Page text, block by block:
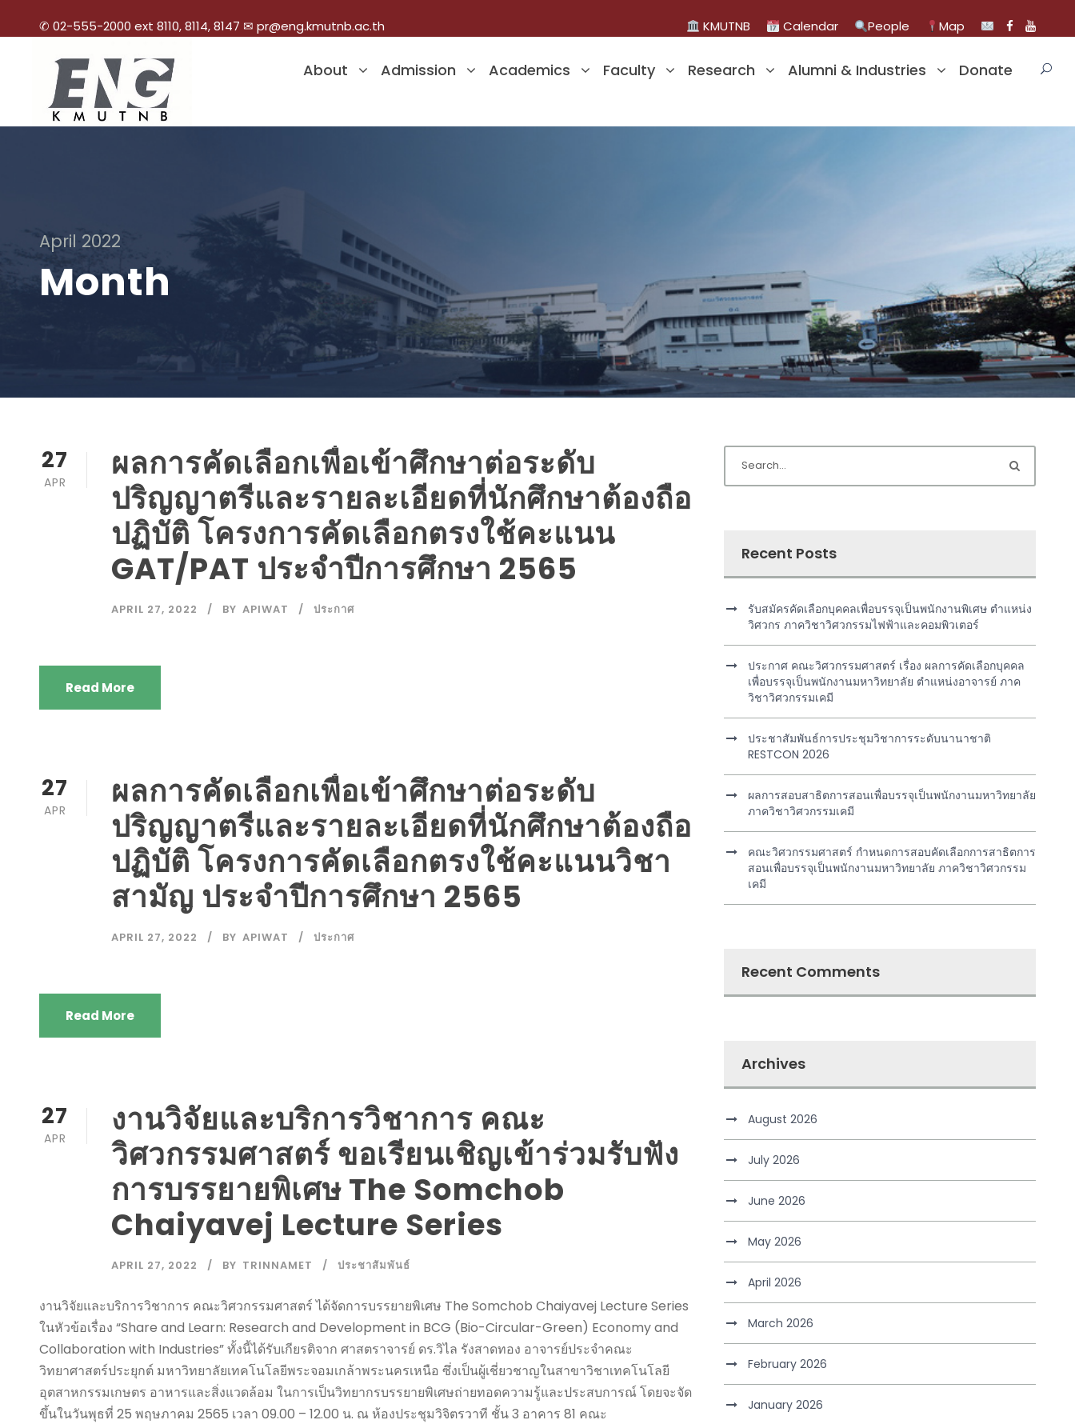
✆ 02-555-2000 ext 8110, 8114, 8147 ✉ pr@eng.kmutnb.ac.th KMUTNB Calendar People Map
About Admission Academics Faculty Research Alumni & Industries Donate
April 2022
Month
27
APR
ผลการคัดเลือกเพื่อเข้าศึกษาต่อระดับ
ปริญญาตรีและรายละเอียดที่นักศึกษาต้องถือ
ปฏิบัติ โครงการคัดเลือกตรงใช้คะแนน
GAT/PAT ประจำปีการศึกษา 2565
APRIL 27, 2022 BY APIWAT ประกาศ
Read More
27
APR
ผลการคัดเลือกเพื่อเข้าศึกษาต่อระดับ
ปริญญาตรีและรายละเอียดที่นักศึกษาต้องถือ
ปฏิบัติ โครงการคัดเลือกตรงใช้คะแนนวิชา
สามัญ ประจำปีการศึกษา 2565
APRIL 27, 2022 BY APIWAT ประกาศ
Read More
27
APR
งานวิจัยและบริการวิชาการ คณะ
วิศวกรรมศาสตร์ ขอเรียนเชิญเข้าร่วมรับฟัง
การบรรยายพิเศษ The Somchob
Chaiyavej Lecture Series
APRIL 27, 2022 BY TRINNAMET ประชาสัมพันธ์
งานวิจัยและบริการวิชาการ คณะวิศวกรรมศาสตร์ ได้จัดการบรรยายพิเศษ The Somchob Chaiyavej Lecture Series
ในหัวข้อเรื่อง “Share and Learn: Research and Development in BCG (Bio-Circular-Green) Economy and
Collaboration with Industries” ทั้งนี้ได้รับเกียรติจาก ศาสตราจารย์ ดร.วิไล รังสาดทอง อาจารย์ประจำคณะ
วิทยาศาสตร์ประยุกต์ มหาวิทยาลัยเทคโนโลยีพระจอมเกล้าพระนครเหนือ ซึ่งเป็นผู้เชี่ยวชาญในสาขาวิชาเทคโนโลยี
อุตสาหกรรมเกษตร อาหารและสิ่งแวดล้อม ในการเป็นวิทยากรบรรยายพิเศษถ่ายทอดความรู้และประสบการณ์ โดยจะจัด
ขึ้นในวันพุธที่ 25 พฤษภาคม 2565 เวลา 09.00 – 12.00 น. ณ ห้องประชุมวิจิตรวาที ชั้น 3 อาคาร 81 คณะ
Recent Posts
รับสมัครคัดเลือกบุคคลเพื่อบรรจุเป็นพนักงานพิเศษ ตำแหน่ง
วิศวกร ภาควิชาวิศวกรรมไฟฟ้าและคอมพิวเตอร์
ประกาศ คณะวิศวกรรมศาสตร์ เรื่อง ผลการคัดเลือกบุคคล
เพื่อบรรจุเป็นพนักงานมหาวิทยาลัย ตำแหน่งอาจารย์ ภาค
วิชาวิศวกรรมเคมี
ประชาสัมพันธ์การประชุมวิชาการระดับนานาชาติ
RESTCON 2026
ผลการสอบสาธิตการสอนเพื่อบรรจุเป็นพนักงานมหาวิทยาลัย
ภาควิชาวิศวกรรมเคมี
คณะวิศวกรรมศาสตร์ กำหนดการสอบคัดเลือกการสาธิตการ
สอนเพื่อบรรจุเป็นพนักงานมหาวิทยาลัย ภาควิชาวิศวกรรม
เคมี
Recent Comments
Archives
August 2026
July 2026
June 2026
May 2026
April 2026
March 2026
February 2026
January 2026